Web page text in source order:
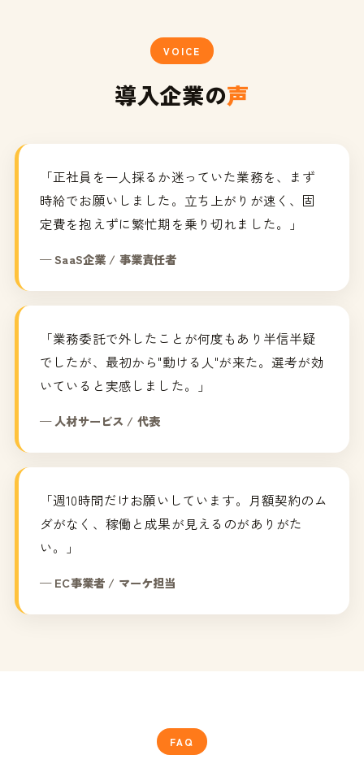
VOICE
導入企業の声
「正社員を一人採るか迷っていた業務を、まず
時給でお願いしました。立ち上がりが速く、固
定費を抱えずに繁忙期を乗り切れました。」
— SaaS企業 / 事業責任者
「業務委託で外したことが何度もあり半信半疑
でしたが、最初から"動ける人"が来た。選考が効
いていると実感しました。」
— 人材サービス / 代表
「週10時間だけお願いしています。月額契約のム
ダがなく、稼働と成果が見えるのがありがた
い。」
— EC事業者 / マーケ担当
FAQ